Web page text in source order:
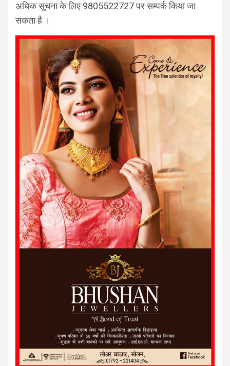
अधिक सूचना के लिए 9805522727 पर सम्पर्क किया जा
सकता है ।